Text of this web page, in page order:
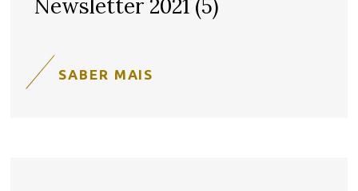
Newsletter 2021 (5)
SABER MAIS